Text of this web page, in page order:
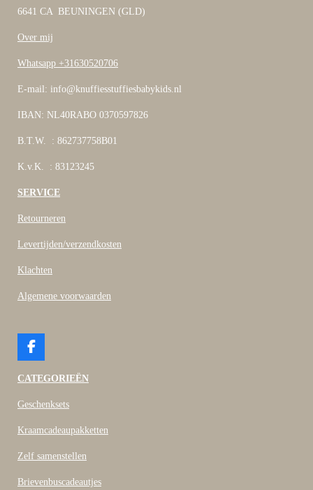
6641 CA BEUNINGEN (GLD)
Over mij
Whatsapp +31630520706
E-mail: info@knuffiesstuffiesbabykids.nl
IBAN: NL40RABO 0370597826
B.T.W. : 862737758B01
K.v.K. : 83123245
SERVICE
Retourneren
Levertijden/verzendkosten
Klachten
Algemene voorwaarden
F
c
b
o
CATEGORIEËN
Geschenksets
Kraamcadeaupakketten
Zelf samenstellen
Brievenbuscadeautjes